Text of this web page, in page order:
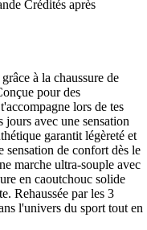
Crédités après
à la chaussure de
pour des
lors de tes
jours avec une sensation
garantit légèreté et
de confort dès le
marche ultra-souple avec
en caoutchouc solide
Rehaussée par les 3
l'univers du sport tout en